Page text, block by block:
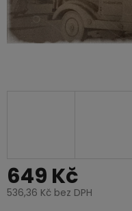
649 Kč
536,36 Kč bez DPH